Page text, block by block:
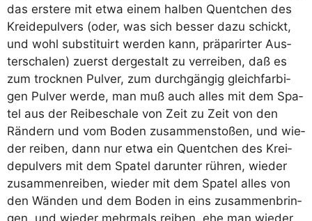
das ers­te­re mit etwa einem hal­ben Quent­chen des
Krei­de­pul­vers (oder, was sich bes­ser dazu schickt,
und wohl sub­sti­tuirt wer­den kann, prä­pa­rirter Aus­
ter­scha­len) zuerst der­ge­stalt zu ver­rei­ben, daß es
zum trock­nen Pul­ver, zum durch­gän­gig gleich­far­bi­
gen Pul­ver wer­de, man muß auch alles mit dem Spa­
tel aus der Rei­be­scha­le von Zeit zu Zeit von den
Rän­dern und vom Boden zusam­men­sto­ßen, und wie­
der rei­ben, dann nur etwa ein Quent­chen des Krei­
de­pul­vers mit dem Spa­tel dar­un­ter rüh­ren, wie­der
zusam­men­rei­ben, wie­der mit dem Spa­tel alles von
den Wän­den und dem Boden in eins zusam­men­brin­